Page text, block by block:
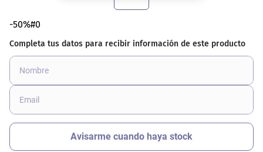
-50%#0
10. labial